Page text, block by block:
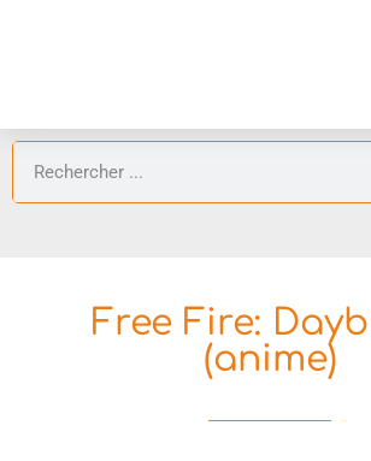
Free Fire:
(anime)